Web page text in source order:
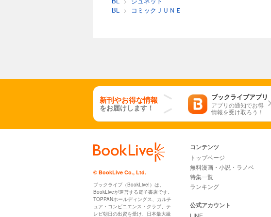
BL > コミックＪＵＮＥ
新刊やお得な情報
をお届けします！
ブックライブアプリ
アプリの通知でお得
情報を受け取ろう！
© BookLive Co., Ltd.
ブックライブ（BookLive!）は、
BookLiveが運営する電子書店です。
TOPPANホールディングス、カルチ
ュア・コンビニエンス・クラブ、テ
レビ朝日の出資を受け、日本最大級
コンテンツ
トップページ
無料漫画・小説・ラノベ
特集一覧
ランキング
公式アカウント
LINE